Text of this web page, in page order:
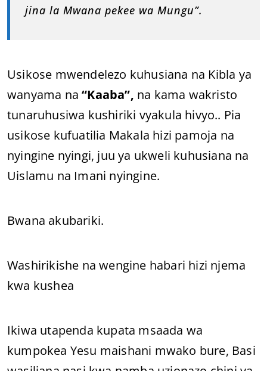
jina la Mwana pekee wa Mungu”.
Usikose mwendelezo kuhusiana na Kibla ya
wanyama na “Kaaba”, na kama wakristo
tunaruhusiwa kushiriki vyakula hivyo.. Pia
usikose kufuatilia Makala hizi pamoja na
nyingine nyingi, juu ya ukweli kuhusiana na
Uislamu na Imani nyingine.
Bwana akubariki.
Washirikishe na wengine habari hizi njema
kwa kushea
Ikiwa utapenda kupata msaada wa
kumpokea Yesu maishani mwako bure, Basi